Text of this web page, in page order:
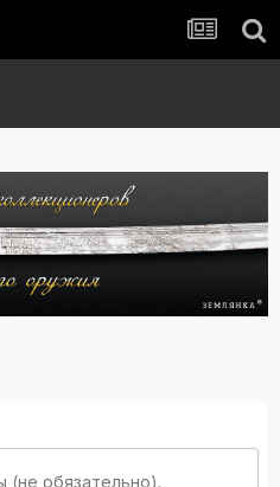
(не обязательно).